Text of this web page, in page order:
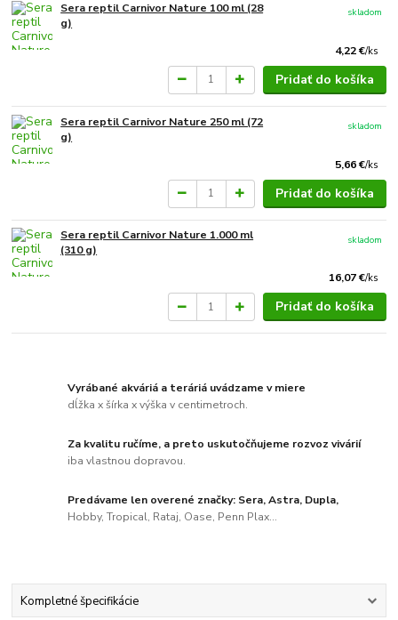
Sera reptil Carnivor Nature 100 ml (28
g)
4,22 €/ks
skladom
Pridať do košíka
Sera reptil Carnivor Nature 250 ml (72
g)
5,66 €/ks
skladom
Pridať do košíka
Sera reptil Carnivor Nature 1.000 ml
(310 g)
16,07 €/ks
skladom
Pridať do košíka
Vyrábané akváriá a teráriá uvádzame v miere
dĺžka x šírka x výška v centimetroch.
Za kvalitu ručíme, a preto uskutočňujeme rozvoz vivárií
iba vlastnou dopravou.
Predávame len overené značky: Sera, Astra, Dupla,
Hobby, Tropical, Rataj, Oase, Penn Plax...
Kompletné špecifikácie